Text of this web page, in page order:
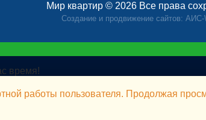
Мир квартир © 2026 Все права
Создание и продвижение сайтов: АИС-
время!
работы пользователя. Продолжая